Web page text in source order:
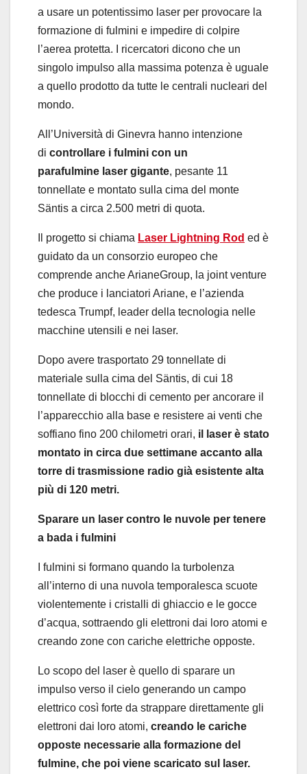
a usare un potentissimo laser per provocare la
formazione di fulmini e impedire di colpire
l’aerea protetta. I ricercatori dicono che un
singolo impulso alla massima potenza è uguale
a quello prodotto da tutte le centrali nucleari del
mondo.
All’Università di Ginevra hanno intenzione
di controllare i fulmini con un
parafulmine laser gigante, pesante 11
tonnellate e montato sulla cima del monte
Säntis a circa 2.500 metri di quota.
Il progetto si chiama Laser Lightning Rod ed è
guidato da un consorzio europeo che
comprende anche ArianeGroup, la joint venture
che produce i lanciatori Ariane, e l’azienda
tedesca Trumpf, leader della tecnologia nelle
macchine utensili e nei laser.
Dopo avere trasportato 29 tonnellate di
materiale sulla cima del Säntis, di cui 18
tonnellate di blocchi di cemento per ancorare il
l’apparecchio alla base e resistere ai venti che
soffiano fino 200 chilometri orari, il laser è stato
montato in circa due settimane accanto alla
torre di trasmissione radio già esistente alta
più di 120 metri.
Sparare un laser contro le nuvole per tenere
a bada i fulmini
I fulmini si formano quando la turbolenza
all’interno di una nuvola temporalesca scuote
violentemente i cristalli di ghiaccio e le gocce
d’acqua, sottraendo gli elettroni dai loro atomi e
creando zone con cariche elettriche opposte.
Lo scopo del laser è quello di sparare un
impulso verso il cielo generando un campo
elettrico così forte da strappare direttamente gli
elettroni dai loro atomi, creando le cariche
opposte necessarie alla formazione del
fulmine, che poi viene scaricato sul laser.